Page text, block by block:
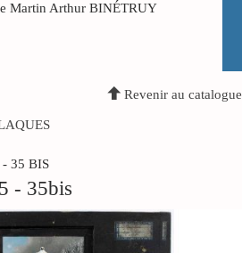
Martin Arthur BINÉTRUY
Revenir au catalogue
- 35 BIS
- 35bis